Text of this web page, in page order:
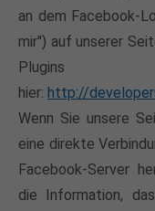
an dem Facebook-
mir") auf unserer
hier: http://
Wenn Sie unsere
eine direkte
Facebook-Server
die Information,